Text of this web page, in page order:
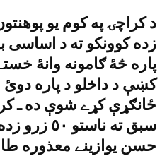
د کراچۍ په کوم يو
زده کوونکو ته د اساسى
پاره څۀ ګامونه وانۀ
کښې د داخلو د پاره دوئ
ځانګړې کړے شوې ده ـ
سبق ته
حسن يوازينے معذوره